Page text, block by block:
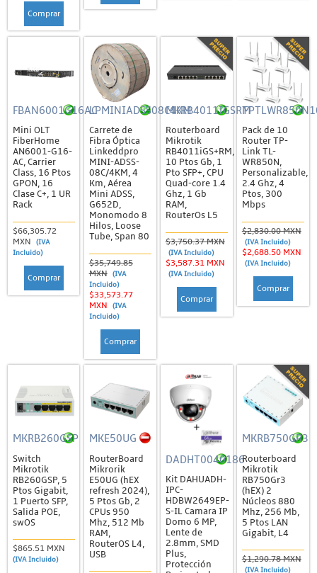
Puntas de Pararrayos y Varillas
Torres, Mástiles y Accesorios
Componentes de Torre Arriostrada
Anclas, Retenida y Bridas
Bases, Copetes y Brazos
Tensores y Otros Herrajes
Tramos de Torre
Herramientas
Kits de Torres y Mástiles
Lámparas de Obstrucción
Otros Accesorios
Cambium
Routers, PoE y Accesorios
Serie ePMP 1000
Serie ePMP 2000
Serie ePMP 3000
Serie ePMP 4
Series 550, 670 y Otras
Control de Acceso
Arcos Detectores de Metales
Barreras Vehiculares y Peatonales
Cerco Eléctrico
Chapas, Lectoras y Botones
Comprar
FBAN6001G16AC
Mini OLT
FiberHome
AN6001-G16-
AC, Carrier
Class, 16 Ptos
GPON, 16
Clase C+, 1 UR
Rack
$66,305.72
MXN
(IVA
Incluido)
Comprar
LPMINIADSS08C4KM
Carrete de
Fibra Óptica
Linkeddpro
MINI-ADSS-
08C/4KM, 4
Km, Aérea
Mini ADSS,
G652D,
Monomodo 8
Hilos, Loose
Tube, Span 80
$35,749.85
MXN
(IVA
Incluido)
$33,573.77
MXN
(IVA
Incluido)
Comprar
MKRB4011IGSRM
Routerboard
Mikrotik
RB4011iGS+RM,
10 Ptos Gb, 1
Pto SFP+, CPU
Quad-core 1.4
Ghz, 1 Gb
RAM,
RouterOs L5
$3,750.37 MXN
(IVA Incluido)
$3,587.31 MXN
(IVA Incluido)
Comprar
Pack de 10
Router TP-
Link TL-
WR850N,
Personalizable,
2.4 Ghz, 4
Ptos, 300
Mbps
$2,830.00 MXN
(IVA Incluido)
$2,688.50 MXN
(IVA Incluido)
Comprar
MKRB260GSP
Switch
Mikrotik
RB260GSP, 5
Ptos Gigabit,
1 Puerto SFP,
Salida POE,
swOS
$865.51 MXN
(IVA Incluido)
MKE50UG
RouterBoard
Mikrorik
E50UG (hEX
refresh 2024),
5 Ptos Gb, 2
CPUs 950
Mhz, 512 Mb
RAM,
RouterOS L4,
USB
DADHT0040186
Kit DAHUADH-
IPC-
HDBW2649EP-
S-IL Camara IP
Domo 6 MP,
Lente de
2.8mm, SMD
Plus,
Protección
MKRB750GR3
Routerboard
Mikrotik
RB750Gr3
(hEX) 2
Núcleos 880
Mhz, 256 Mb,
5 Ptos LAN
Gigabit, L4
$1,290.78 MXN
(IVA Incluido)